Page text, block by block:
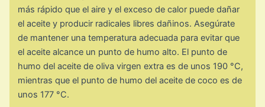
más rápido que el aire y el exceso de calor puede dañar
el aceite y producir radicales libres dañinos. Asegúrate
de mantener una temperatura adecuada para evitar que
el aceite alcance un punto de humo alto. El punto de
humo del aceite de oliva virgen extra es de unos 190 °C,
mientras que el punto de humo del aceite de coco es de
unos 177 °C.